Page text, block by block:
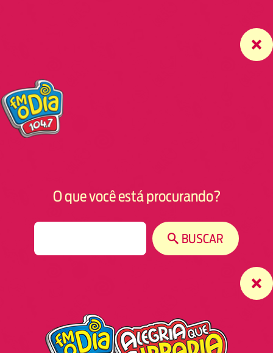
O que você está procurando?
BUSCAR